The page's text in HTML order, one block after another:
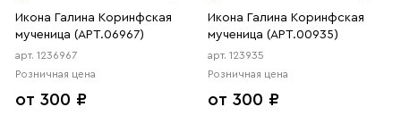
Икона Галина Коринфская
мученица (АРТ.06967)
арт. 1236967
Розничная цена
от 300 ₽
Икона Галина Коринфская
мученица (АРТ.00935)
арт. 123935
Розничная цена
от 300 ₽